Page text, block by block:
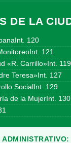
DE LA
120
121
«R. Carrillo»Int. 119
Teresa»Int. 127
SocialInt. 129
de la MujerInt. 130